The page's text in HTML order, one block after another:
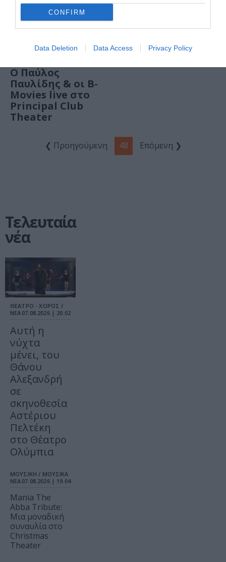
CONFIRM
Data Deletion Data Access Privacy Policy
Ο Παύλος
Παυλίδης & οι B-
Movies live στο
Principal Club
Theater
❮ Προηγούμενη 48 Επόμενη ❯
Τελευταία
νέα
ΘΕΑΤΡΟ - ΧΟΡΟΣ /
ΝΕΑ 07.08.2026 | 20.02
Αυτή η
νύχτα
μένει, του
Θάνου
Αλεξανδρή
σε
σκηνοθεσία
Αστέριου
Πελτέκη
στο Θέατρο
Ολύμπια
ΜΟΥΣΙΚΗ / ΜΟΥΣΙΚΑ
ΝΕΑ 07.08.2026 | 19.04
Mania The
Abba Tribute:
Μια μοναδική
συναυλία στο
Christmas
Theater